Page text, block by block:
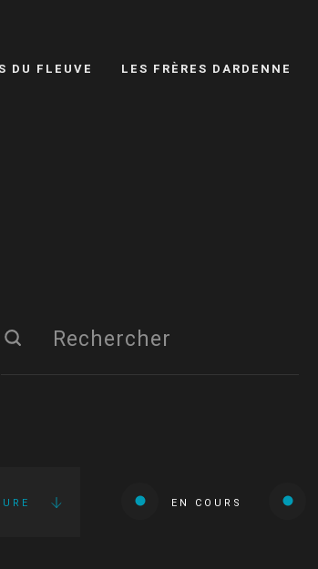
DU FLEUVE LES FRÈRES DARDENNE
EN COURS